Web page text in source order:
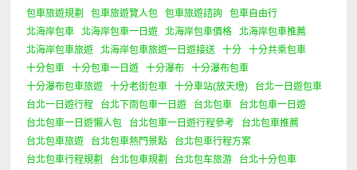
包車旅遊規劃
包車旅遊覽人包 包車旅遊諮詢
包車自由行
北海岸包車
北海岸包車一日遊 北海岸包車價格
北海岸包車推薦
北海岸包車旅遊
北海岸包車旅遊一日遊接送 十分
十分共乘包車
十分包車
十分包車一日遊 十分瀑布
十分瀑布包車
十分瀑布包車旅遊
十分老街包車 十分車站(放天燈)
台北一日遊包車
台北一日遊行程
台北下雨包車一日遊 台北包車
台北包車一日遊
台北包車一日遊懶人包
台北包車一日遊行程參考
台北包車推薦
台北包車旅遊
台北包車熱門景點
台北包車行程方案
台北包車行程規劃
台北包車規劃 台北包车旅游
台北十分包車